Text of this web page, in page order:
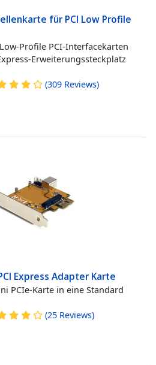
für PCI Low Profile
Profile PCI-Interfacekarten
Erweiterungssteckplatz
(309 Reviews)
Express Adapter Karte
PCIe-Karte in eine Standard
(25 Reviews)